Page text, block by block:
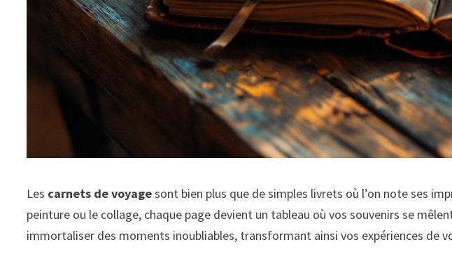
Les carnets de voyagesont bien plus que de simples livrets où l’on note ses
peinture ou le collage, chaque page devient un tableau où vos souvenirs se
immortaliser des moments inoubliables, transformant ainsi vos expériences de